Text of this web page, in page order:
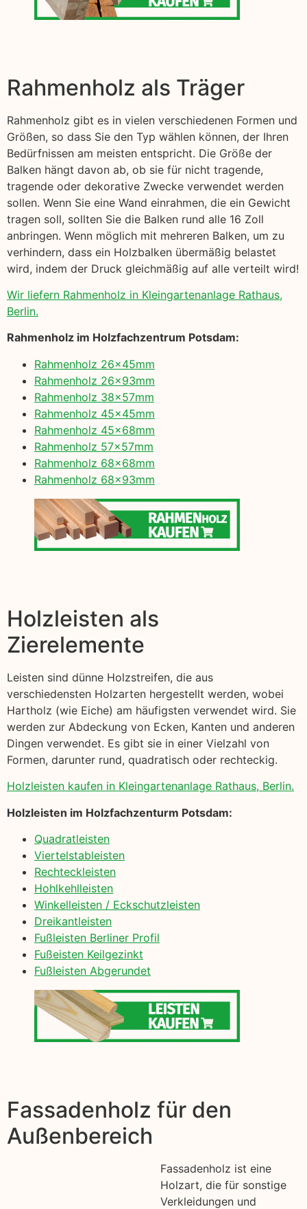
Rahmenholz als Träger
Rahmenholz gibt es in vielen verschiedenen Formen und
Größen, so dass Sie den Typ wählen können, der Ihren
Bedürfnissen am meisten entspricht. Die Größe der
Balken hängt davon ab, ob sie für nicht tragende,
tragende oder dekorative Zwecke verwendet werden
sollen. Wenn Sie eine Wand einrahmen, die ein Gewicht
tragen soll, sollten Sie die Balken rund alle 16 Zoll
anbringen. Wenn möglich mit mehreren Balken, um zu
verhindern, dass ein Holzbalken übermäßig belastet
wird, indem der Druck gleichmäßig auf alle verteilt wird!
Wir liefern Rahmenholz in Kleingartenanlage Rathaus,
Berlin.
Rahmenholz im Holzfachzentrum Potsdam:
Rahmenholz 26x45mm
Rahmenholz 26x93mm
Rahmenholz 38x57mm
Rahmenholz 45x45mm
Rahmenholz 45x68mm
Rahmenholz 57x57mm
Rahmenholz 68x68mm
Rahmenholz 68x93mm
Holzleisten als
Zierelemente
Leisten sind dünne Holzstreifen, die aus
verschiedensten Holzarten hergestellt werden, wobei
Hartholz (wie Eiche) am häufigsten verwendet wird. Sie
werden zur Abdeckung von Ecken, Kanten und anderen
Dingen verwendet. Es gibt sie in einer Vielzahl von
Formen, darunter rund, quadratisch oder rechteckig.
Holzleisten kaufen in Kleingartenanlage Rathaus, Berlin.
Holzleisten im Holzfachzenturm Potsdam:
Quadratleisten
Viertelstableisten
Rechteckleisten
Hohlkehlleisten
Winkelleisten / Eckschutzleisten
Dreikantleisten
Fußleisten Berliner Profil
Fußeisten Keilgezinkt
Fußleisten Abgerundet
Fassadenholz für den
Außenbereich
Fassadenholz ist eine
Holzart, die für sonstige
Verkleidungen und